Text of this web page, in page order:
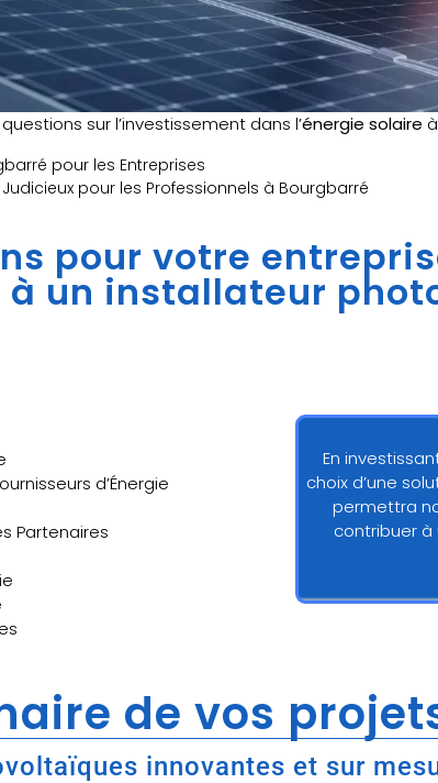
sur l’investissement dans l’énergie solaire
pour les Entreprises
pour les Professionnels à Bourgbarré
pour votre
un installateur
d’Énergie
Partenaires
En
choix d’une
permettra
contribuer à
de vos
innovantes et sur